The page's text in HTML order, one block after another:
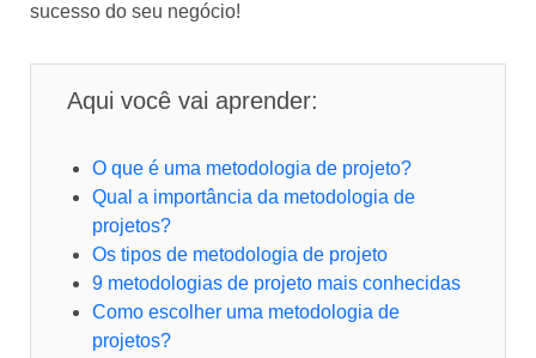
sucesso do seu negócio!
Aqui você vai aprender:
O que é uma metodologia de projeto?
Qual a importância da metodologia de
projetos?
Os tipos de metodologia de projeto
9 metodologias de projeto mais conhecidas
Como escolher uma metodologia de
projetos?